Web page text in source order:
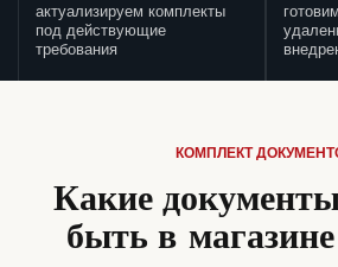
актуализируем комплекты
под действующие
требования
КОМПЛЕКТ
Какие
быть в